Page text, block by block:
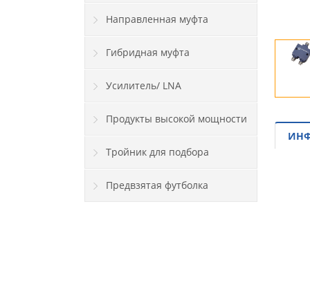
Направленная муфта
Гибридная муфта
Усилитель/ LNA
Продукты высокой мощности
Тройник для подбора
Предвзятая футболка